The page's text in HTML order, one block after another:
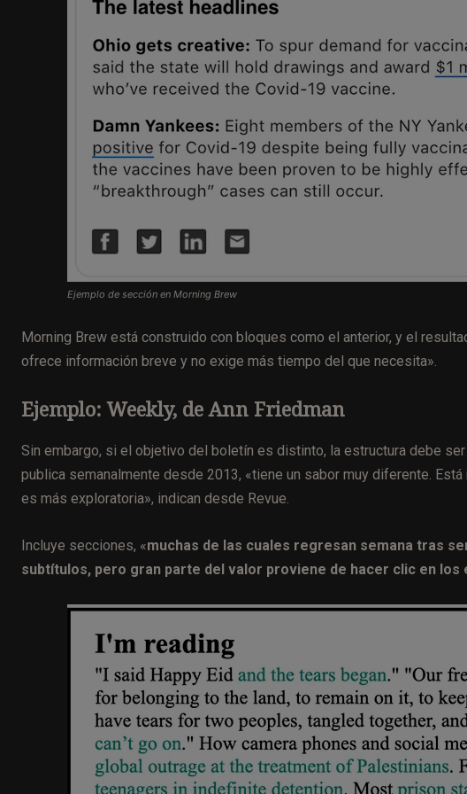
Ejemplo de sección en Morning Brew
Morning Brew está construido con bloques como el anterior, y el
ofrece información breve y no exige más tiempo del que necesita».
Ejemplo: Weekly, de Ann Friedman
Sin embargo, si el objetivo del boletín es distinto, la estructura debe
publica semanalmente desde 2013, «tiene un sabor muy diferente.
es más exploratoria», indican desde Revue.
Incluye secciones, «muchas de las cuales regresan semana tras
subtítulos, pero gran parte del valor proviene de hacer clic en los